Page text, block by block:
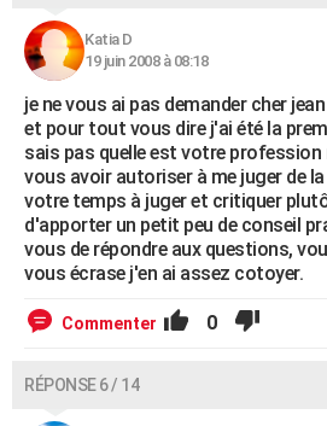
Katia D
19 juin 2008 à 08:18
je ne vous ai pas demander cher
et pour tout vous dire j'ai été la
sais pas quelle est votre profession
vous avoir autoriser à me juger de
votre temps à juger et critiquer
d'apporter un petit peu de conseil
vous de répondre aux questions,
vous écrase j'en ai assez cotoyer.
Commenter 0
RÉPONSE 6 / 14